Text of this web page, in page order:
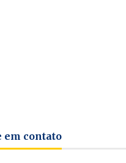
em contato